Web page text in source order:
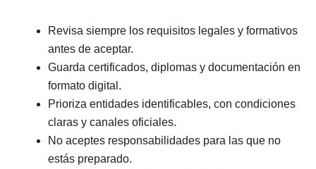
Revisa siempre los requisitos legales y formativos
antes de aceptar.
Guarda certificados, diplomas y documentación en
formato digital.
Prioriza entidades identificables, con condiciones
claras y canales oficiales.
No aceptes responsabilidades para las que no
estás preparado.